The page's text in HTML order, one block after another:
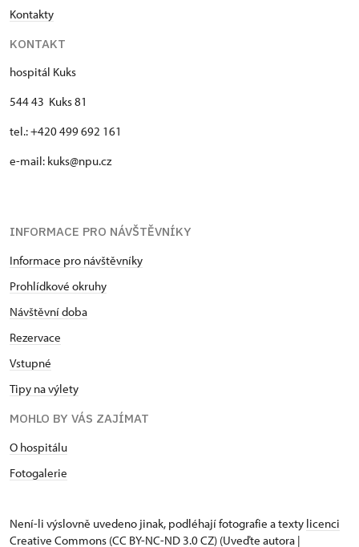
Kontakty
KONTAKT
hospitál Kuks
544 43 Kuks 81
tel.: +420 499 692 161
e-mail: kuks@npu.cz
INFORMACE PRO NÁVŠTĚVNÍKY
Informace pro návštěvníky
Prohlídkové okruhy
Návštěvní doba
Rezervace
Vstupné
Tipy na výlety
MOHLO BY VÁS ZAJÍMAT
O hospitálu
Fotogalerie
Není-li výslovně uvedeno jinak, podléhají fotografie a texty licenci
Creative Commons (CC BY-NC-ND 3.0 CZ) (Uveďte autora |